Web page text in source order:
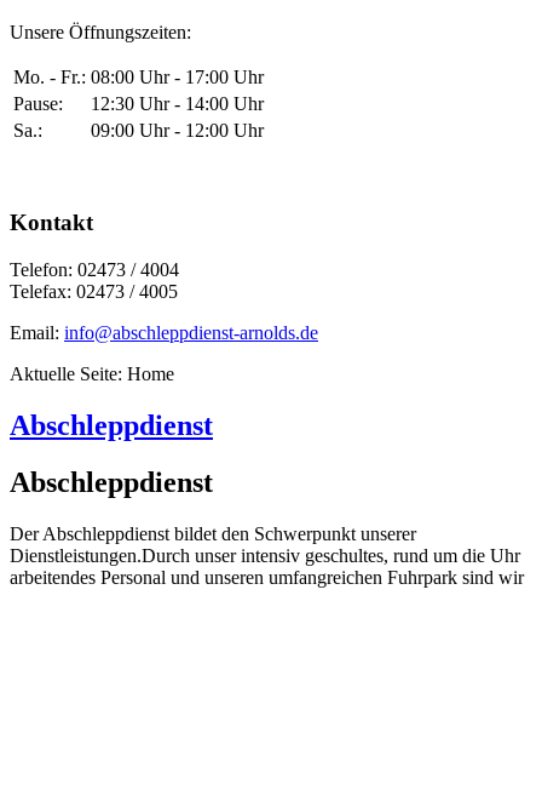
Unsere Öffnungszeiten:
Mo. - Fr.: 08:00 Uhr - 17:00 Uhr
Pause:
12:30 Uhr - 14:00 Uhr
Sa.:
09:00 Uhr - 12:00 Uhr
Kontakt
Telefon: 02473 / 4004
Telefax: 02473 / 4005
Email: info@abschleppdienst-arnolds.de
Aktuelle Seite: Home
Abschleppdienst
Abschleppdienst
Der Abschleppdienst bildet den Schwerpunkt unserer
Dienstleistungen.Durch unser intensiv geschultes, rund um die Uhr
arbeitendes Personal und unseren umfangreichen Fuhrpark sind wir